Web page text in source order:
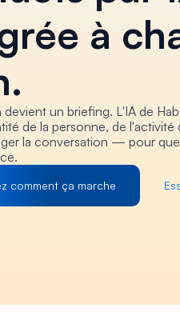
à
devient un briefing. L'IA de
de la personne, de l'activité
la conversation — pour
comment ça marche